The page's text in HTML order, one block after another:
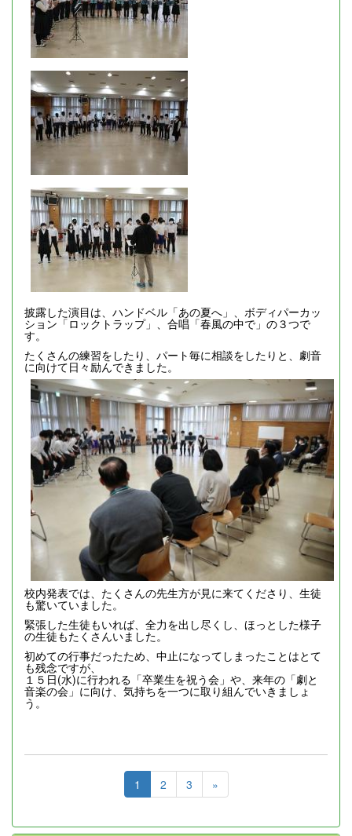
披露した演目は、ハンドベル「あの夏へ」、ボディパーカッ
ション「ロックトラップ」、合唱「春風の中で」の３つで
す。
たくさんの練習をしたり、パート毎に相談をしたりと、劇音
に向けて日々励んできました。
校内発表では、たくさんの先生方が見に来てくださり、生徒
も驚いていました。
緊張した生徒もいれば、全力を出し尽くし、ほっとした様子
の生徒もたくさんいました。
初めての行事だったため、中止になってしまったことはとて
も残念ですが、
１５日(水)に行われる「卒業生を祝う会」や、来年の「劇と
音楽の会」に向け、気持ちを一つに取り組んでいきましょ
う。
1 2 3 »